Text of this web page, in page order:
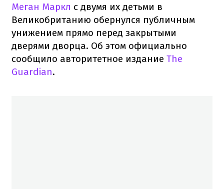
Меган Маркл с двумя их детьми в
Великобританию обернулся публичным
унижением прямо перед закрытыми
дверями дворца. Об этом официально
сообщило авторитетное издание The
Guardian.